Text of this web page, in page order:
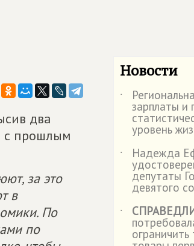
два
с прошлым
за это
в
По
по
Новости
˙
зарплаты и
уровень
˙
Надежда
депутаты
девятого
˙